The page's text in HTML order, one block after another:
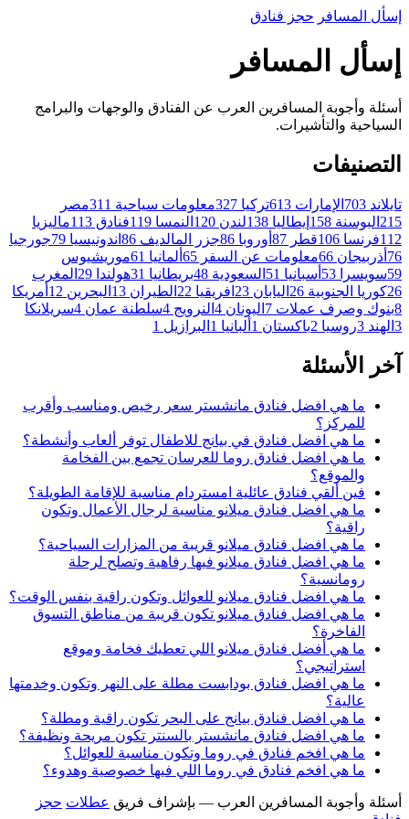
إسأل المسافر حجز فنادق
إسأل المسافر
أسئلة وأجوبة المسافرين العرب عن الفنادق والوجهات والبرامج
السياحية والتأشيرات.
التصنيفات
تايلاند 703 الإمارات 613تركيا 327معلومات سياحية 311مصر
215 البوسنة 158 إيطاليا 138لندن 120 النمسا 119فنادق 113ماليزيا
112فرنسا 106قطر 87 أوروبا 86جزر المالديف 86 اندونيسيا 79جورجيا
76 أذربيجان 66معلومات عن السفر 65 ألمانيا 61موريشيوس
59سويسرا 53 أسبانيا 51 السعودية 48بريطانيا 31هولندا 29 المغرب
26كوريا الجنوبية 26 اليابان 23 افريقيا 22 الطيران 13 البحرين 12 أمريكا
8بنوك وصرف عملات 7 اليونان 4 النرويج 4سلطنة عمان 4سريلانكا
3 الهند 3روسيا 2باكستان 1 ألبانيا 1 البرازيل 1
آخر الأسئلة
ما هي افضل فنادق مانشستر سعر رخيص ومناسب وأقرب
للمركز؟
ما هي افضل فنادق في بيانج للاطفال توفر ألعاب وأنشطة؟
ما هي افضل فنادق روما للعرسان تجمع بين الفخامة
والموقع؟
فين ألقي فنادق عائلية امستردام مناسبة للإقامة الطويلة؟
ما هي افضل فنادق ميلانو مناسبة لرجال الأعمال وتكون
راقية؟
ما هي افضل فنادق ميلانو قريبة من المزارات السياحية؟
ما هي افضل فنادق ميلانو فيها رفاهية وتصلح لرحلة
رومانسية؟
ما هي افضل فنادق ميلانو للعوائل وتكون راقية بنفس الوقت؟
ما هي افضل فنادق ميلانو تكون قريبة من مناطق التسوق
الفاخرة؟
ما هي أفضل فنادق ميلانو اللي تعطيك فخامة وموقع
استراتيجي؟
ما هي افضل فنادق بودابست مطلة على النهر وتكون وخدمتها
عالية؟
ما هي افضل فنادق بيانج على البحر تكون راقية ومطلة؟
ما هي افضل فنادق مانشستر بالسنتر تكون مريحة ونظيفة؟
ما هي افخم فنادق في روما وتكون مناسبة للعوائل؟
ما هي افخم فنادق في روما اللي فيها خصوصية وهدوء؟
أسئلة وأجوبة المسافرين العرب — بإشراف فريق عطلات حجز